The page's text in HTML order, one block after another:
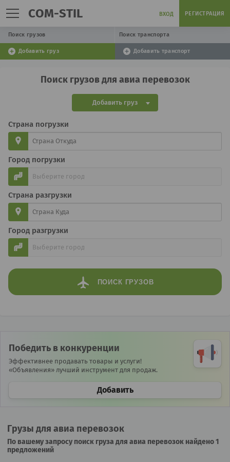
COM-STIL ВХОД РЕГИСТРАЦИЯ
Поиск грузов Поиск транспорта
Добавить груз Добавить транспорт
Поиск грузов для авиа перевозок
Добавить груз
Страна погрузки
Город погрузки
Страна разгрузки
Город разгрузки
ПОИСК ГРУЗОВ
Победить в конкуренции
Эффективнее продавать товары и услуги!
«Объявления» лучший инструмент для продаж.
Добавить
Грузы для авиа перевозок
По вашему запросу поиск груза для авиа перевозок найдено 1
предложений